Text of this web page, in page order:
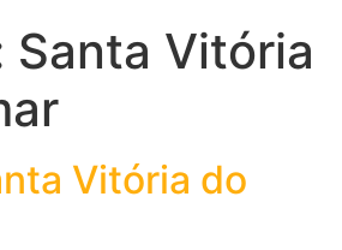
Santa Vitória
Vitória do